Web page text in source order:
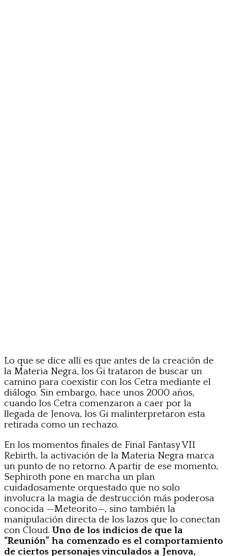
Lo que se dice allí es que antes de la creación de
la Materia Negra, los Gi trataron de buscar un
camino para coexistir con los Cetra mediante el
diálogo. Sin embargo, hace unos 2000 años,
cuando los Cetra comenzaron a caer por la
llegada de Jenova, los Gi malinterpretaron esta
retirada como un rechazo.
En los momentos finales de Final Fantasy VII
Rebirth, la activación de la Materia Negra marca
un punto de no retorno. A partir de ese momento,
Sephiroth pone en marcha un plan
cuidadosamente orquestado que no solo
involucra la magia de destrucción más poderosa
conocida —Meteorito—, sino también la
manipulación directa de los lazos que lo conectan
con Cloud. Uno de los indicios de que la
“Reunión” ha comenzado es el comportamiento
de ciertos personajes vinculados a Jenova,